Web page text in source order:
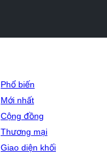
Phổ biến
Mới nhất
Cộng đồng
Thương mại
Giao diện khối